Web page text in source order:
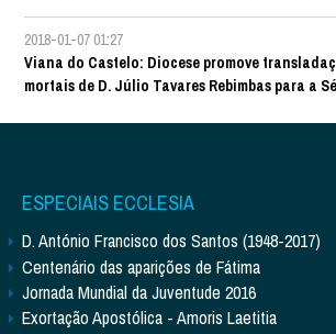
2018-01-07 01:27
Viana do Castelo: Diocese promove
mortais de D. Júlio Tavares Rebimbas para a Sé
ESPECIAIS ECCLESIA
D. António Francisco dos Santos (1948-2017)
Centenário das aparições de Fátima
Jornada Mundial da Juventude 2016
Exortação Apostólica - Amoris Laetitia